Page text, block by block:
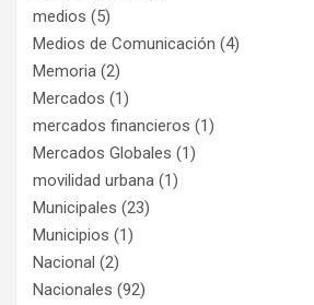
medios (5)
Medios de Comunicación (4)
Memoria (2)
Mercados (1)
mercados financieros (1)
Mercados Globales (1)
movilidad urbana (1)
Municipales (23)
Municipios (1)
Nacional (2)
Nacionales (92)